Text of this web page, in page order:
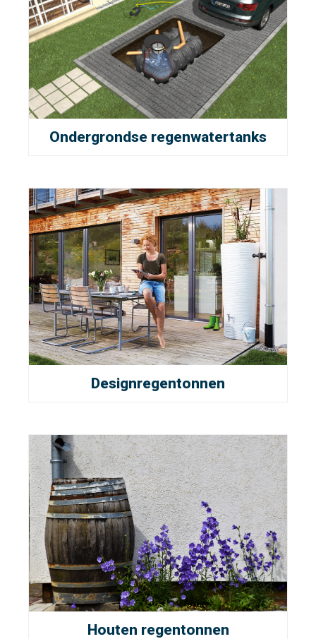
Ondergrondse regenwatertanks
Designregentonnen
Houten regentonnen